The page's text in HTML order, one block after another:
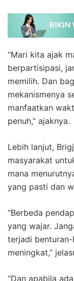
“Mari kita ajak
berpartisipasi,
memilih. Dan
mekanismenya
manfaatkan
penuh,” ajaknya.
Lebih lanjut,
masyarakat
mana
yang pasti dan
“Berbeda
yang wajar.
terjadi
meningkat,”
“Dan apabila